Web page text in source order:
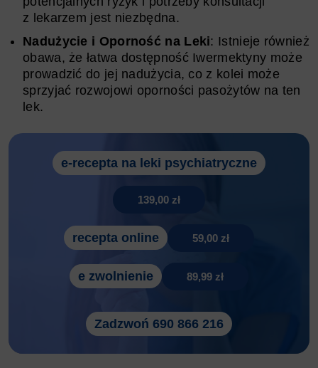
z lekarzem jest niezbędna.
Nadużycie i Oporność na Leki: Istnieje również
obawa, że łatwa dostępność Iwermektyny może
prowadzić do jej nadużycia, co z kolei może
sprzyjać rozwojowi oporności pasożytów na ten
lek.
e-recepta na leki psychiatryczne
139,00 zł
recepta online 59,00 zł
e zwolnienie 89,99 zł
Zadzwoń 690 866 216